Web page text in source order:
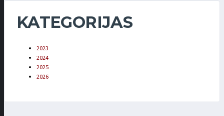
KATEGORIJAS
2023
2024
2025
2026